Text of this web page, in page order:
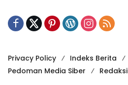
Privacy Policy
Indeks Berita
Pedoman Media Siber
Redaksi